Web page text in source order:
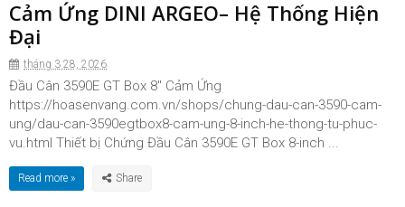
Cảm Ứng DINI ARGEO– Hệ Thống Hiện
Đại
tháng 3 28, 2026
Đầu Cân 3590E GT Box 8″ Cảm Ứng
https://hoasenvang.com.vn/shops/chung-dau-can-3590-cam-
ung/dau-can-3590egtbox8-cam-ung-8-inch-he-thong-tu-phuc-
vu.html Thiết bị Chứng Đầu Cân 3590E GT Box 8-inch ...
Read more »